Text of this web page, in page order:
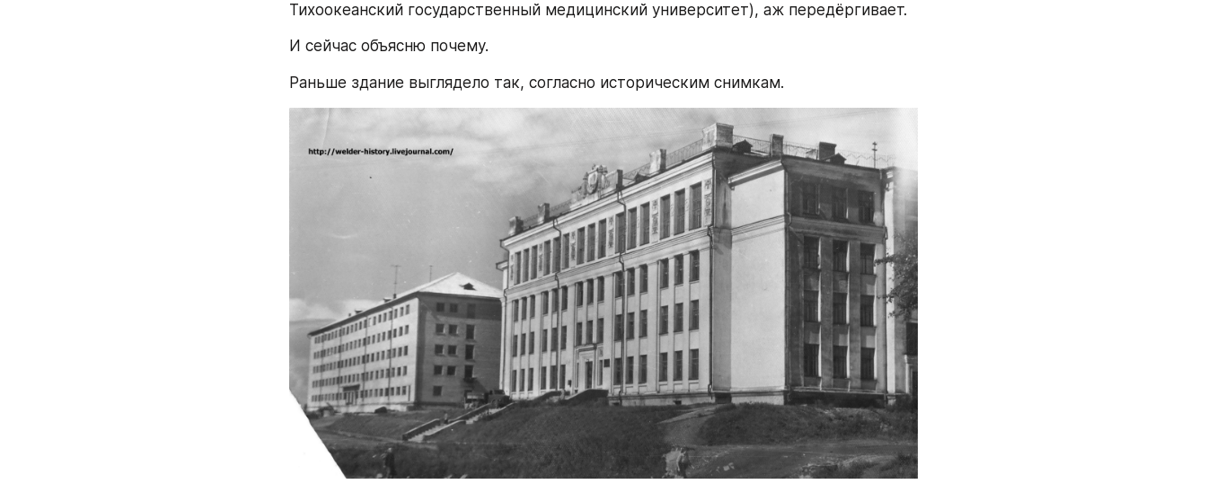
Тихоокеанский государственный медицинский университет), аж передёргивает.
И сейчас объясню почему.
Раньше здание выглядело так, согласно историческим снимкам.